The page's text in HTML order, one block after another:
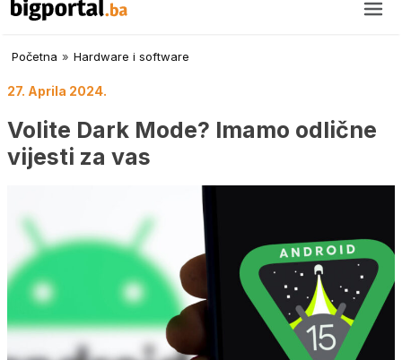
Početna » Hardware i software
27. Aprila 2024.
Volite Dark Mode? Imamo odlične
vijesti za vas